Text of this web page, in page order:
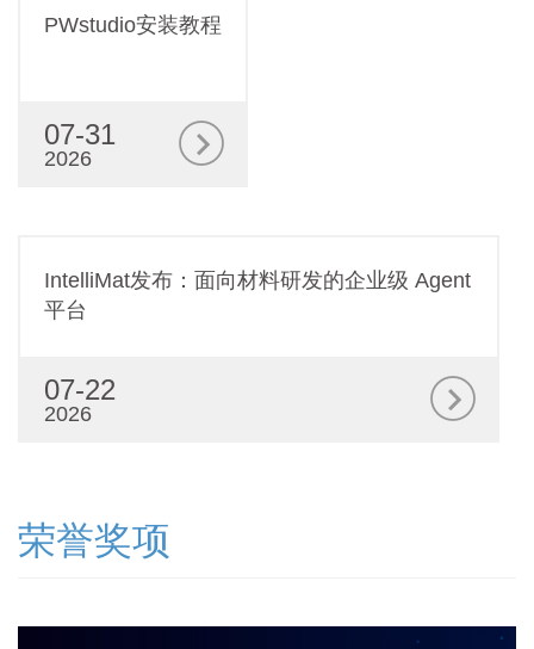
PWstudio安装教程
07-31
2026
IntelliMat发布：面向材料研发的企业级 Agent
平台
07-22
2026
荣誉奖项